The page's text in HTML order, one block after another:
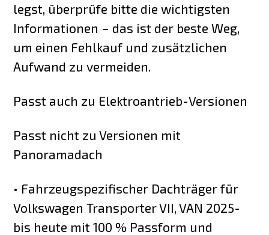
legst, überprüfe bitte die wichtigsten
Informationen – das ist der beste Weg,
um einen Fehlkauf und zusätzlichen
Aufwand zu vermeiden.
Passt auch zu Elektroantrieb-Versionen
Passt nicht zu Versionen mit
Panoramadach
• Fahrzeugspezifischer Dachträger für
Volkswagen Transporter VII, VAN 2025-
bis heute mit 100 % Passform und